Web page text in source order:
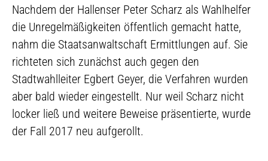
Nachdem der Hallenser Peter Scharz als Wahlhelfer
die Unregelmäßigkeiten öffentlich gemacht hatte,
nahm die Staatsanwaltschaft Ermittlungen auf. Sie
richteten sich zunächst auch gegen den
Stadtwahlleiter Egbert Geyer, die Verfahren wurden
aber bald wieder eingestellt. Nur weil Scharz nicht
locker ließ und weitere Beweise präsentierte, wurde
der Fall 2017 neu aufgerollt.